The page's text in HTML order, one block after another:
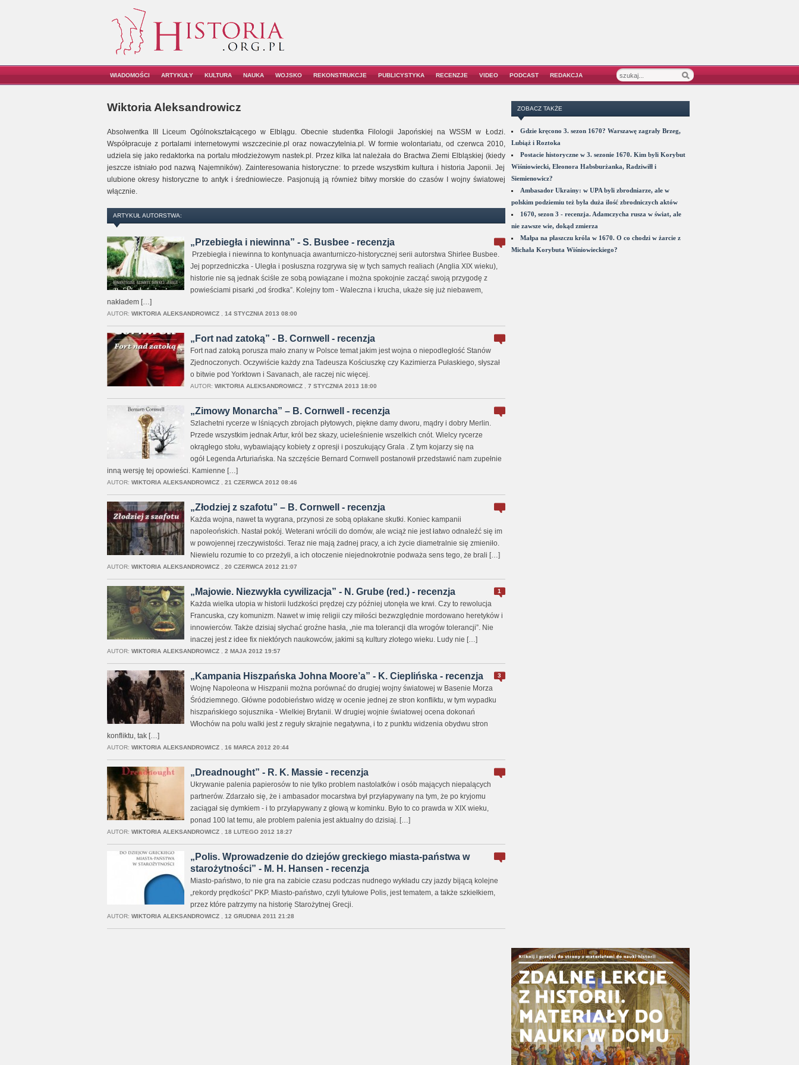
WIADOMOŚCI ARTYKUŁY KULTURA NAUKA WOJSKO REKONSTRUKCJE PUBLICYSTYKA RECENZJE VIDEO PODCAST REDAKCJA
Wiktoria Aleksandrowicz
Absolwentka III Liceum Ogólnokształcącego w Elblągu. Obecnie studentka Filologii Japońskiej na WSSM w Łodzi.
Współpracuje z portalami internetowymi wszczecinie.pl oraz nowaczytelnia.pl. W formie wolontariatu, od czerwca 2010,
udziela się jako redaktorka na portalu młodzieżowym nastek.pl. Przez kilka lat należała do Bractwa Ziemi Elbląskiej (kiedy
jeszcze istniało pod nazwą Najemników). Zainteresowania historyczne: to przede wszystkim kultura i historia Japonii. Jej
ulubione okresy historyczne to antyk i średniowiecze. Pasjonują ją również bitwy morskie do czasów I wojny światowej
włącznie.
ARTYKUŁ AUTORSTWA:
„Przebiegła i niewinna” - S. Busbee - recenzja
Przebiegła i niewinna to kontynuacja awanturniczo-historycznej serii autorstwa Shirlee Busbee.
Jej poprzedniczka - Uległa i posłuszna rozgrywa się w tych samych realiach (Anglia XIX wieku),
historie nie są jednak ściśle ze sobą powiązane i można spokojnie zacząć swoją przygodę z
powieściami pisarki „od środka”. Kolejny tom - Waleczna i krucha, ukaże się już niebawem,
nakładem […]
AUTOR: WIKTORIA ALEKSANDROWICZ, 14 STYCZNIA 2013 08:00
„Fort nad zatoką” - B. Cornwell - recenzja
Fort nad zatoką porusza mało znany w Polsce temat jakim jest wojna o niepodległość Stanów
Zjednoczonych. Oczywiście każdy zna Tadeusza Kościuszkę czy Kazimierza Pułaskiego, słyszał
o bitwie pod Yorktown i Savanach, ale raczej nic więcej.
AUTOR: WIKTORIA ALEKSANDROWICZ, 7 STYCZNIA 2013 18:00
„Zimowy Monarcha” – B. Cornwell - recenzja
Szlachetni rycerze w lśniących zbrojach płytowych, piękne damy dworu, mądry i dobry Merlin.
Przede wszystkim jednak Artur, król bez skazy, ucieleśnienie wszelkich cnót. Wielcy rycerze
okrągłego stołu, wybawiający kobiety z opresji i poszukujący Grala . Z tym kojarzy się na
ogół Legenda Arturiańska. Na szczęście Bernard Cornwell postanowił przedstawić nam zupełnie
inną wersję tej opowieści. Kamienne […]
AUTOR: WIKTORIA ALEKSANDROWICZ, 21 CZERWCA 2012 08:46
„Złodziej z szafotu” – B. Cornwell - recenzja
Każda wojna, nawet ta wygrana, przynosi ze sobą opłakane skutki. Koniec kampanii
napoleońskich. Nastał pokój. Weterani wrócili do domów, ale wciąż nie jest łatwo odnaleźć się im
w powojennej rzeczywistości. Teraz nie mają żadnej pracy, a ich życie diametralnie się zmieniło.
Niewielu rozumie to co przeżyli, a ich otoczenie niejednokrotnie podważa sens tego, że brali […]
AUTOR: WIKTORIA ALEKSANDROWICZ, 20 CZERWCA 2012 21:07
1
„Majowie. Niezwykła cywilizacja” - N. Grube (red.) - recenzja
Każda wielka utopia w historii ludzkości prędzej czy później utonęła we krwi. Czy to rewolucja
Francuska, czy komunizm. Nawet w imię religii czy miłości bezwzględnie mordowano heretyków i
innowierców. Także dzisiaj słychać groźne hasła, „nie ma tolerancji dla wrogów tolerancji”. Nie
inaczej jest z idee fix niektórych naukowców, jakimi są kultury złotego wieku. Ludy nie […]
AUTOR: WIKTORIA ALEKSANDROWICZ, 2 MAJA 2012 19:57
3
„Kampania Hiszpańska Johna Moore’a” - K. Cieplińska - recenzja
Wojnę Napoleona w Hiszpanii można porównać do drugiej wojny światowej w Basenie Morza
Śródziemnego. Główne podobieństwo widzę w ocenie jednej ze stron konfliktu, w tym wypadku
hiszpańskiego sojusznika - Wielkiej Brytanii. W drugiej wojnie światowej ocena dokonań
Włochów na polu walki jest z reguły skrajnie negatywna, i to z punktu widzenia obydwu stron
konfliktu, tak […]
AUTOR: WIKTORIA ALEKSANDROWICZ, 16 MARCA 2012 20:44
„Dreadnought” - R. K. Massie - recenzja
Ukrywanie palenia papierosów to nie tylko problem nastolatków i osób mających niepalących
partnerów. Zdarzało się, że i ambasador mocarstwa był przyłapywany na tym, że po kryjomu
zaciągał się dymkiem - i to przyłapywany z głową w kominku. Było to co prawda w XIX wieku,
ponad 100 lat temu, ale problem palenia jest aktualny do dzisiaj. […]
AUTOR: WIKTORIA ALEKSANDROWICZ, 18 LUTEGO 2012 18:27
„Polis. Wprowadzenie do dziejów greckiego miasta-państwa w
starożytności” - M. H. Hansen - recenzja
Miasto-państwo, to nie gra na zabicie czasu podczas nudnego wykładu czy jazdy bijącą kolejne
„rekordy prędkości” PKP. Miasto-państwo, czyli tytułowe Polis, jest tematem, a także szkiełkiem,
przez które patrzymy na historię Starożytnej Grecji.
AUTOR: WIKTORIA ALEKSANDROWICZ, 12 GRUDNIA 2011 21:28
ZOBACZ TAKŻE
Gdzie kręcono 3. sezon 1670? Warszawę zagrały Brzeg,
Lubiąż i Roztoka
Postacie historyczne w 3. sezonie 1670. Kim byli Korybut
Wiśniowiecki, Eleonora Habsburżanka, Radziwiłł i
Siemienowicz?
Ambasador Ukrainy: w UPA byli zbrodniarze, ale w
polskim podziemiu też była duża ilość zbrodniczych aktów
1670, sezon 3 - recenzja. Adamczycha rusza w świat, ale
nie zawsze wie, dokąd zmierza
Małpa na płaszczu króla w 1670. O co chodzi w żarcie z
Michała Korybuta Wiśniowieckiego?